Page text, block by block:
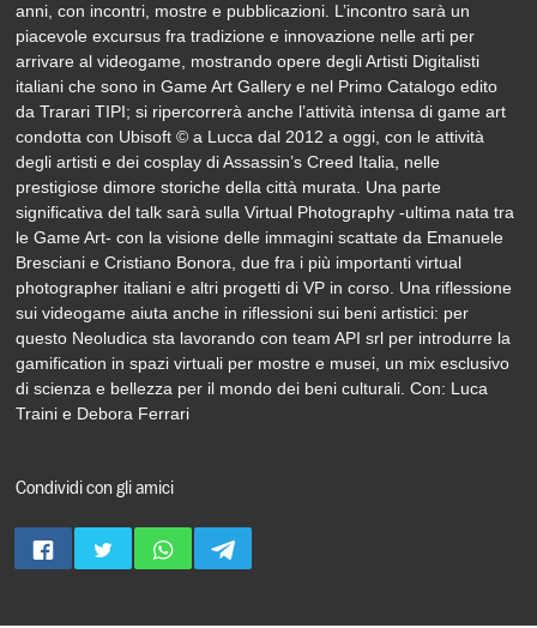
anni, con incontri, mostre e pubblicazioni. L’incontro sarà un
piacevole excursus fra tradizione e innovazione nelle arti per
arrivare al videogame, mostrando opere degli Artisti Digitalisti
italiani che sono in Game Art Gallery e nel Primo Catalogo edito
da Trarari TIPI; si ripercorrerà anche l’attività intensa di game art
condotta con Ubisoft © a Lucca dal 2012 a oggi, con le attività
degli artisti e dei cosplay di Assassin’s Creed Italia, nelle
prestigiose dimore storiche della città murata. Una parte
significativa del talk sarà sulla Virtual Photography -ultima nata tra
le Game Art- con la visione delle immagini scattate da Emanuele
Bresciani e Cristiano Bonora, due fra i più importanti virtual
photographer italiani e altri progetti di VP in corso. Una riflessione
sui videogame aiuta anche in riflessioni sui beni artistici: per
questo Neoludica sta lavorando con team API srl per introdurre la
gamification in spazi virtuali per mostre e musei, un mix esclusivo
di scienza e bellezza per il mondo dei beni culturali. Con: Luca
Traini e Debora Ferrari
Condividi con gli amici